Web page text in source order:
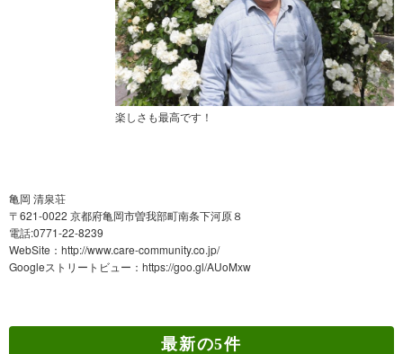
楽しさも最高です！
亀岡 清泉荘
〒621-0022 京都府亀岡市曽我部町南条下河原８
電話:0771-22-8239
WebSite： http://www.care-community.co.jp/
Googleストリートビュー： https://goo.gl/AUoMxw
最新の5件